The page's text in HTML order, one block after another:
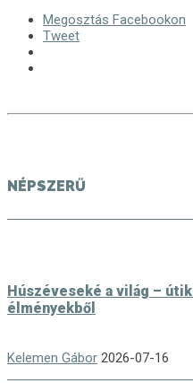
Megosztás Facebookon
Tweet
NÉPSZERŰ
Húszéveseké a világ –
élményekből
Kelemen Gábor 2026-07-16